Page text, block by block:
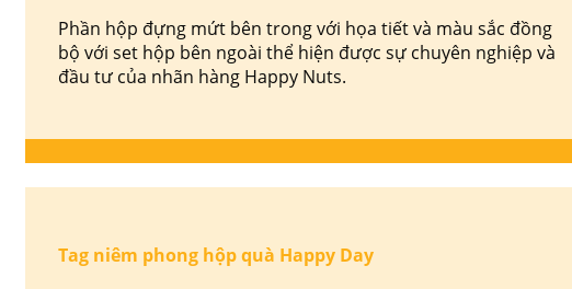
Phần hộp đựng mứt bên trong với họa tiết và màu sắc đồng
bộ với set hộp bên ngoài thể hiện được sự chuyên nghiệp và
đầu tư của nhãn hàng Happy Nuts.
Tag niêm phong hộp quà Happy Day